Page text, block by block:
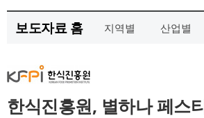
보도자료 홈 지역별 산업별
한식진흥원, 별하나 페스